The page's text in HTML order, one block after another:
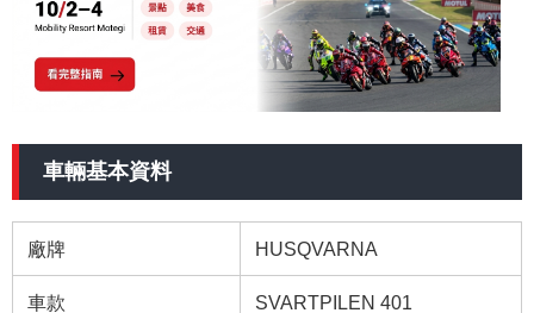
車輛基本資料
廠牌 HUSQVARNA
車款 SVARTPILEN 401